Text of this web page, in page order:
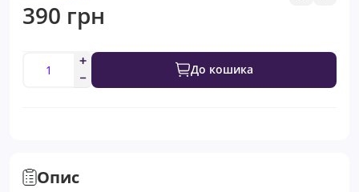
390 грн
До кошика
Опис